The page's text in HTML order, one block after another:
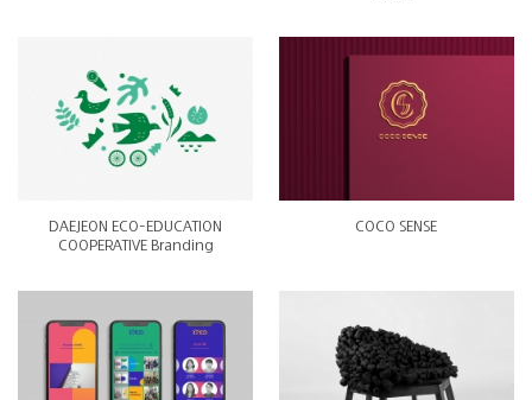
DAEJEON ECO-EDUCATION
COOPERATIVE Branding
COCO SENSE